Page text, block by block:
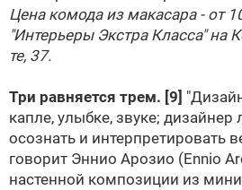
Цена комода из макасара - от
"Интерьеры Экстра Класса" на
те, 37.
Три равняется трем. [9]
капле, улыбке, звуке; дизайнер
осознать и интерпретировать
говорит Эннио Арозио (Ennio
настенной композиции из